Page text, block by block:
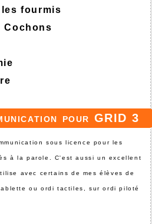
les fourmis
Cochons
pour GRID 3
sous licence pour les
à la parole. C'est aussi un excellent
avec certains de mes élèves de
ou ordi tactiles, sur ordi piloté